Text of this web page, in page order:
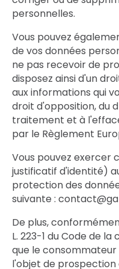
personnelles.
Vous pouvez
de vos données
ne pas recevoir de
disposez ainsi d'un
aux informations qui
droit d'opposition, du
traitement et à
par le Règlement
Vous pouvez exercer
justificatif d'identité)
protection des
suivante :
De plus,
L. 223-1 du Code de
que le consommateur
l'objet de